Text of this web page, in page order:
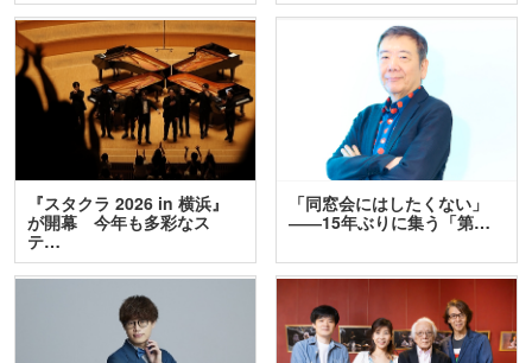
『スタクラ 2026 in 横浜』
が開幕 今年も多彩なス
テ…
「同窓会にはしたくない」
――15年ぶりに集う「第…